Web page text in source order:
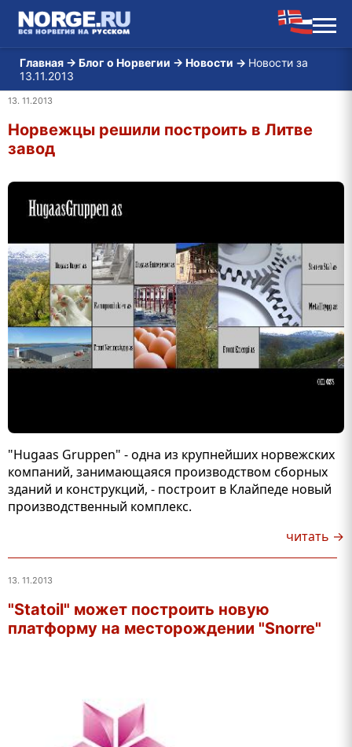
Главная → Блог о Норвегии → Новости → Новости за
13.11.2013
13. 11.2013
Норвежцы решили построить в Литве
завод
"Hugaas Gruppen" - одна из крупнейших норвежских
компаний, занимающаяся производством сборных
зданий и конструкций, - построит в Клайпеде новый
производственный комплекс.
читать →
13. 11.2013
"Statoil" может построить новую
платформу на месторождении "Snorre"